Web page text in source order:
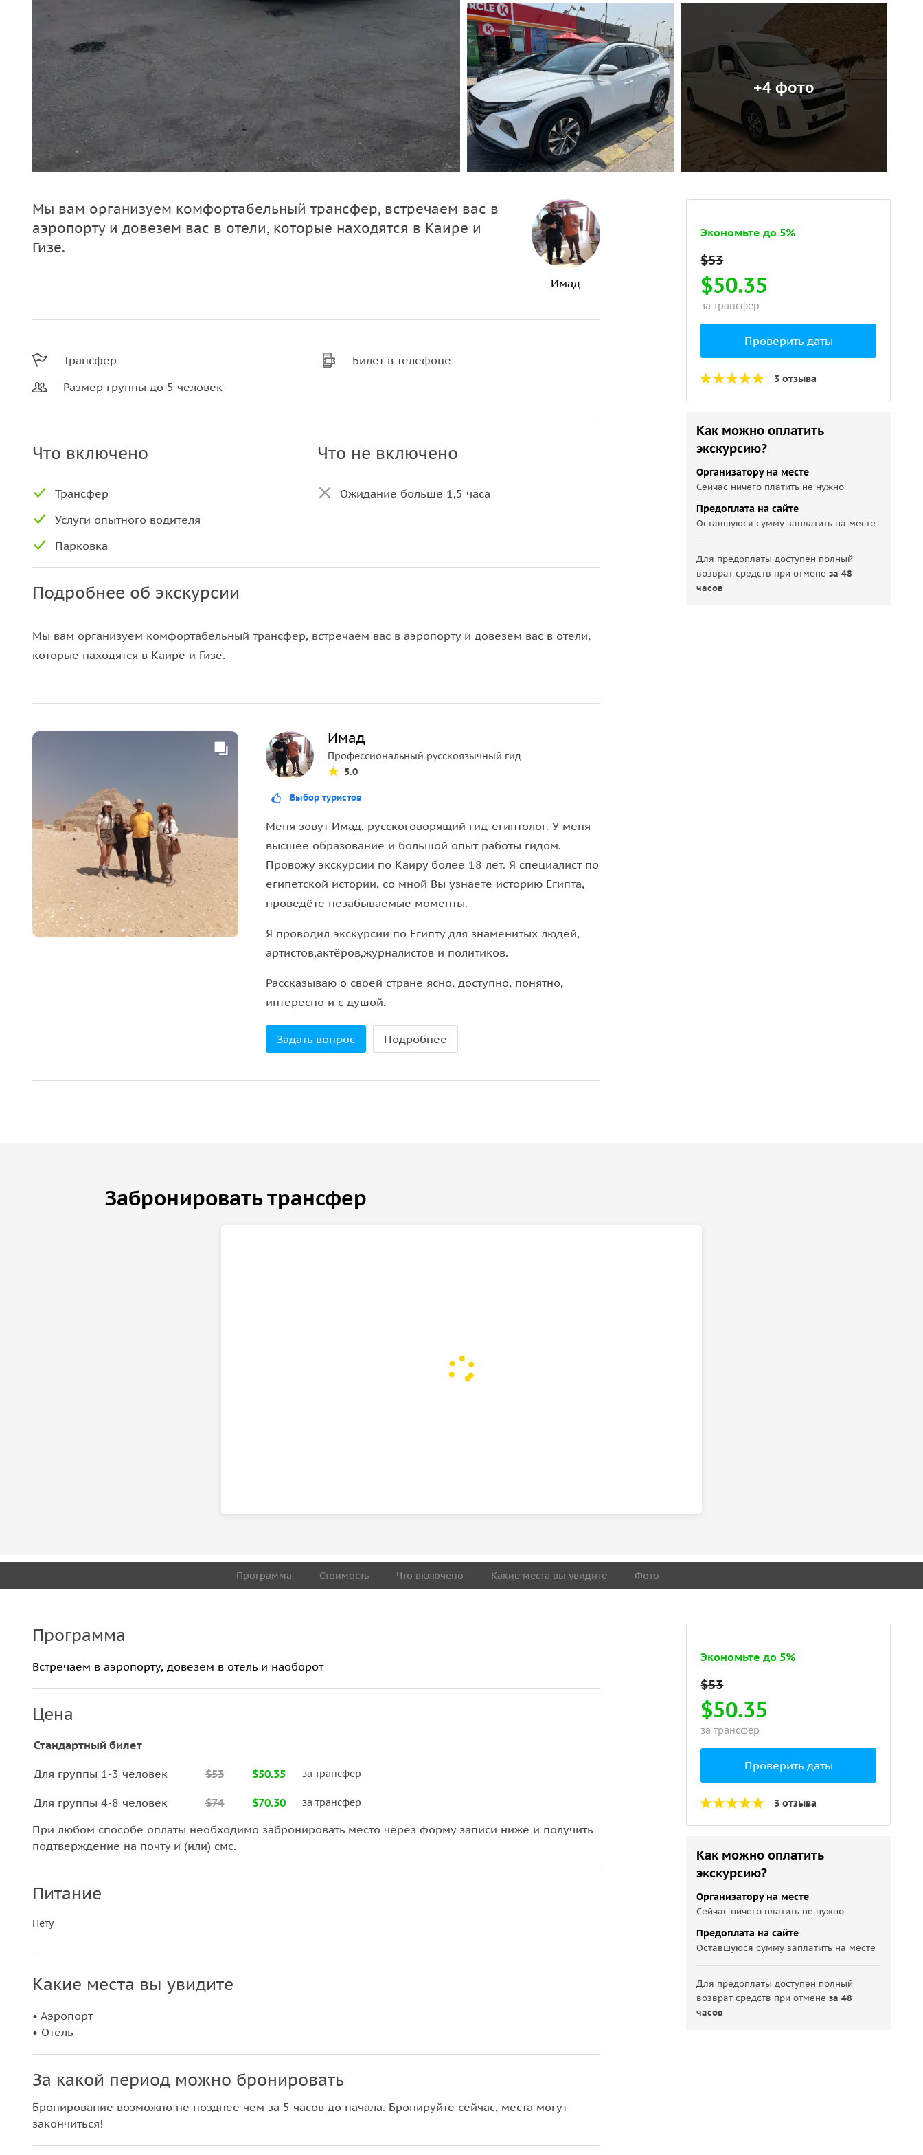
+4 фото
Мы вам организуем комфортабельный трансфер, встречаем вас в
аэропорту и довезем вас в отели, которые находятся в Каире и
Гизе.
Имад
Трансфер
Размер группы до 5 человек
Билет в телефоне
Что включено
Трансфер
Услуги опытного водителя
Парковка
Что не включено
Ожидание больше 1,5 часа
Подробнее об экскурсии
Мы вам организуем комфортабельный трансфер, встречаем вас в аэропорту и довезем вас в отели,
которые находятся в Каире и Гизе.
Имад
Профессиональный русскоязычный гид
5.0
Выбор туристов
Меня зовут Имад, русскоговорящий гид-египтолог. У меня
высшее образование и большой опыт работы гидом.
Провожу экскурсии по Каиру более 18 лет. Я специалист по
египетской истории, со мной Вы узнаете историю Египта,
проведёте незабываемые моменты.
Я проводил экскурсии по Египту для знаменитых людей,
артистов,актёров,журналистов и политиков.
Рассказываю о своей стране ясно, доступно, понятно,
интересно и с душой.
Задать вопрос Подробнее
Экономьте до 5%
$50.35
за трансфер
Проверить даты
3 отзыва
Как можно оплатить
экскурсию?
Организатору на месте
Сейчас ничего платить не нужно
Предоплата на сайте
Оставшуюся сумму заплатить на месте
Для предоплаты доступен полный
возврат средств при отменеза 48
часов
Забронировать трансфер
Программа Стоимость Что включено Какие места вы увидите Фото
Программа
Встречаем в аэропорту, довезем в отель и наоборот
Цена
Стандартный билет
Для группы 1-3 человек $53 $50.35 за трансфер
Для группы 4-8 человек $74 $70.30 за трансфер
При любом способе оплаты необходимо забронировать место через форму записи ниже и получить
подтверждение на почту и (или) смс.
Питание
Нету
Какие места вы увидите
• Аэропорт
• Отель
За какой период можно бронировать
Бронирование возможно не позднее чем за 5 часов до начала. Бронируйте сейчас, места могут
закончиться!
Экономьте до 5%
$50.35
за трансфер
Проверить даты
3 отзыва
Как можно оплатить
экскурсию?
Организатору на месте
Сейчас ничего платить не нужно
Предоплата на сайте
Оставшуюся сумму заплатить на месте
Для предоплаты доступен полный
возврат средств при отменеза 48
часов